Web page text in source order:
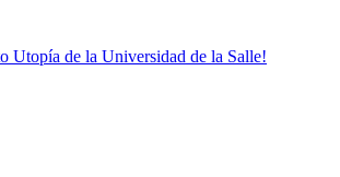
Utopía de la Universidad de la Salle!